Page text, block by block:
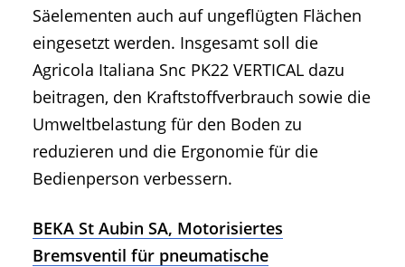
Säelementen auch auf ungeflügten Flächen
eingesetzt werden. Insgesamt soll die
Agricola Italiana Snc PK22 VERTICAL dazu
beitragen, den Kraftstoffverbrauch sowie die
Umweltbelastung für den Boden zu
reduzieren und die Ergonomie für die
Bedienperson verbessern.
BEKA St Aubin SA, Motorisiertes
Bremsventil für pneumatische